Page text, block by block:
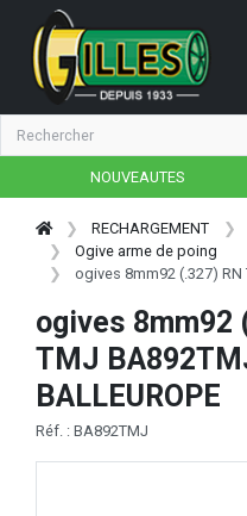
NOUVEAUTES
RECHARGEMENT
Ogive arme de poing
ogives 8mm92 (.327) RN
ogives 8mm92
TMJ
BALLEUROPE
Réf. : BA892TMJ